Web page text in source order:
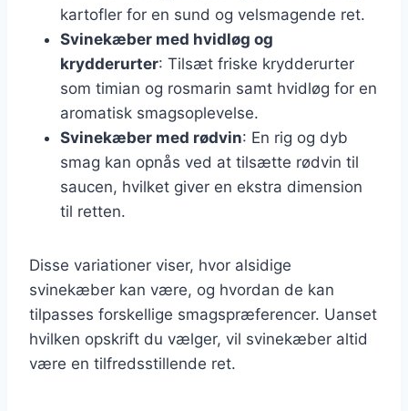
kartofler for en sund og velsmagende ret.
Svinekæber med hvidløg og
krydderurter: Tilsæt friske krydderurter
som timian og rosmarin samt hvidløg for en
aromatisk smagsoplevelse.
Svinekæber med rødvin: En rig og dyb
smag kan opnås ved at tilsætte rødvin til
saucen, hvilket giver en ekstra dimension
til retten.
Disse variationer viser, hvor alsidige
svinekæber kan være, og hvordan de kan
tilpasses forskellige smagspræferencer. Uanset
hvilken opskrift du vælger, vil svinekæber altid
være en tilfredsstillende ret.